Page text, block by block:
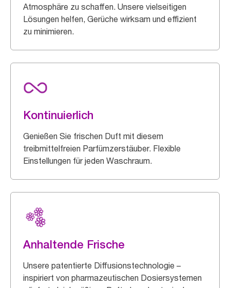
Atmosphäre zu schaffen. Unsere vielseitigen
Lösungen helfen, Gerüche wirksam und effizient
zu minimieren.
Kontinuierlich
Genießen Sie frischen Duft mit diesem
treibmittelfreien Parfümzerstäuber. Flexible
Einstellungen für jeden Waschraum.
Anhaltende Frische
Unsere patentierte Diffusionstechnologie –
inspiriert von pharmazeutischen Dosiersystemen